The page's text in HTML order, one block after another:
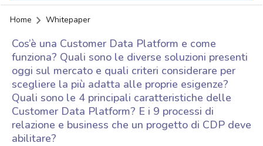
Home Whitepaper
Cos’è una Customer Data Platform e come
funziona? Quali sono le diverse soluzioni presenti
oggi sul mercato e quali criteri considerare per
scegliere la più adatta alle proprie esigenze?
Quali sono le 4 principali caratteristiche delle
Customer Data Platform? E i 9 processi di
relazione e business che un progetto di CDP deve
abilitare?